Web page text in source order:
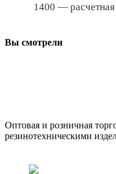
1400 —
Вы смотрели
Оптовая и розничная
резинотехническими